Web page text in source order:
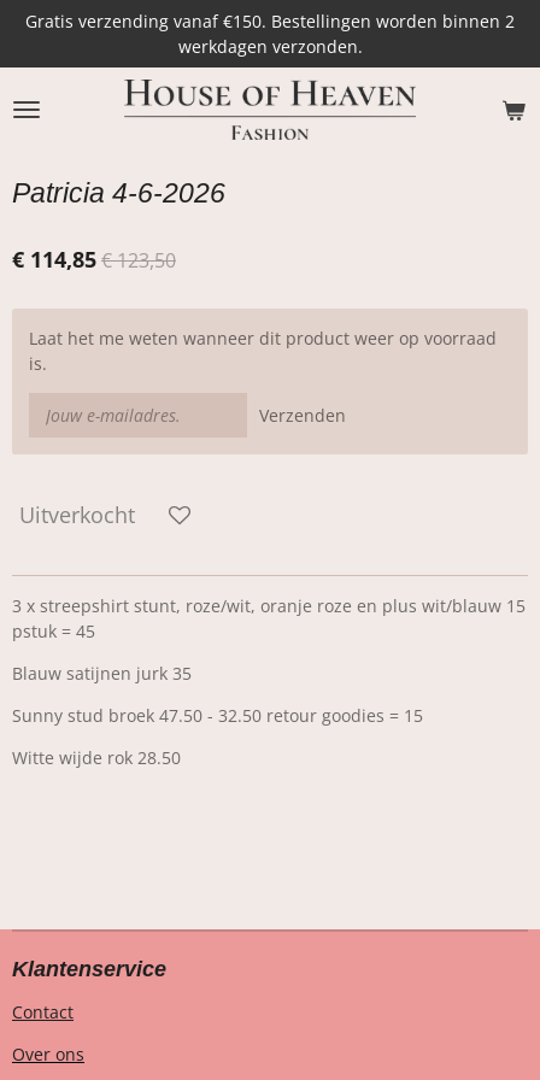
Ga
naar
de
hoofdinhoud
Gratis verzending vanaf €150. Bestellingen worden binnen 2
werkdagen verzonden.
Patricia 4-6-2026
€ 114,85€ 123,50
Laat het me weten wanneer dit product weer op voorraad
is.
Verzenden
Uitverkocht
3 x streepshirt stunt, roze/wit, oranje roze en plus wit/blauw 15
pstuk = 45
Blauw satijnen jurk 35
Sunny stud broek 47.50 - 32.50 retour goodies = 15
Witte wijde rok 28.50
Klantenservice
Contact
Over ons